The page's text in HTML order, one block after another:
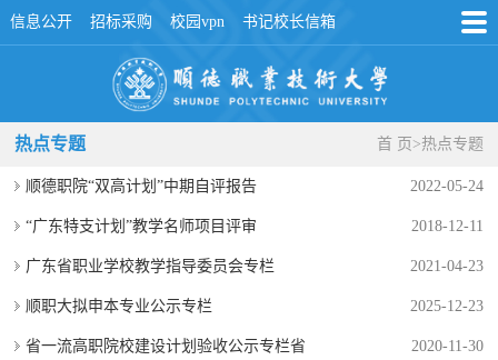
信息公开 招标采购 校园vpn 书记校长信箱
热点专题 首 页 >热点专题
顺德职院“双高计划”中期自评报告 2022-05-24
“广东特支计划”教学名师项目评审 2018-12-11
广东省职业学校教学指导委员会专栏 2021-04-23
顺职大拟申本专业公示专栏 2025-12-23
省一流高职院校建设计划验收公示专栏省 2020-11-30